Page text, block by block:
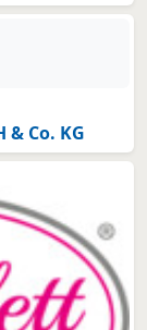
Logo hinterlegt
Co. KG